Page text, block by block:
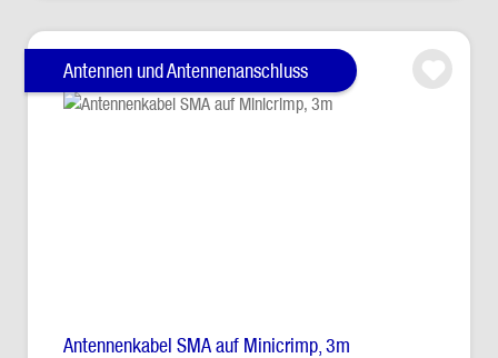
Antennen und Antennenanschluss
Antennenkabel SMA auf Minicrimp, 3m